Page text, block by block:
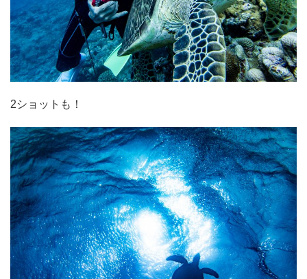
2ショットも！